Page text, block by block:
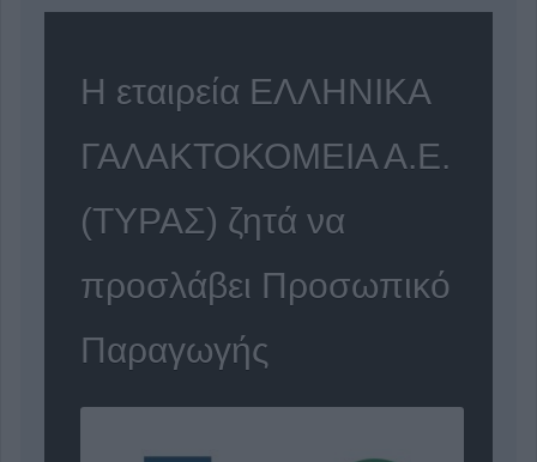
Η εταιρεία ΕΛΛΗΝΙΚΑ
ΓΑΛΑΚΤΟΚΟΜΕΙΑ Α.Ε.
(ΤΥΡΑΣ) ζητά να
προσλάβει Προσωπικό
Παραγωγής